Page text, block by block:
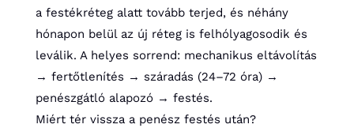
a festékréteg alatt tovább terjed, és néhány
hónapon belül az új réteg is felhólyagosodik és
leválik. A helyes sorrend: mechanikus eltávolítás
→ fertőtlenítés → száradás (24–72 óra) →
penészgátló alapozó → festés.
Miért tér vissza a penész festés után?